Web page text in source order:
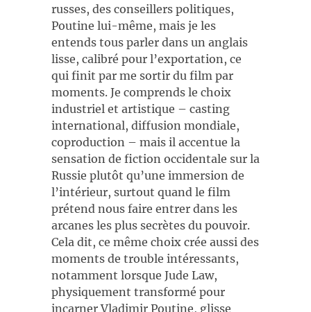
russes, des conseillers politiques,
Poutine lui-même, mais je les
entends tous parler dans un anglais
lisse, calibré pour l’exportation, ce
qui finit par me sortir du film par
moments. Je comprends le choix
industriel et artistique – casting
international, diffusion mondiale,
coproduction – mais il accentue la
sensation de fiction occidentale sur la
Russie plutôt qu’une immersion de
l’intérieur, surtout quand le film
prétend nous faire entrer dans les
arcanes les plus secrètes du pouvoir.
Cela dit, ce même choix crée aussi des
moments de trouble intéressants,
notamment lorsque Jude Law,
physiquement transformé pour
incarner Vladimir Poutine, glisse